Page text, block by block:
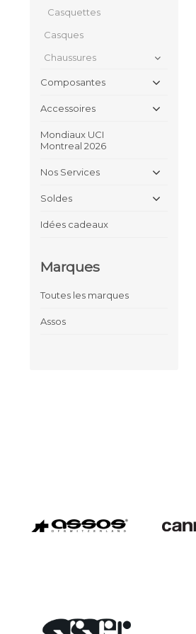
Casquettes
Casques
Chaussures
Composantes
Accessoires
Mondiaux UCI
Montreal 2026
Nos Services
Soldes
Idées cadeaux
Marques
Toutes les marques
Assos